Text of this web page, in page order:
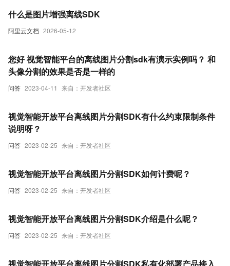
阿里云文档 2026-05-12
什么是图片增强离线SDK
问答 2023-04-11 来自：开发者社区
您好 视觉智能平台的离线图片分割sdk有演示实例吗？ 和
头像分割的效果是否是一样的
问答 2023-02-25 来自：开发者社区
视觉智能开放平台离线图片分割SDK有什么约束限制条件
说明呀？
问答 2023-02-25 来自：开发者社区
视觉智能开放平台离线图片分割SDK如何计费呢？
问答 2023-02-25 来自：开发者社区
视觉智能开放平台离线图片分割SDK介绍是什么呢？